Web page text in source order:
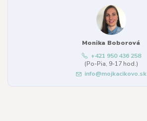
Monika Boborová
+421 950 436 258
(Po-Pia, 9-17 hod.)
info@mojkacikovo.sk